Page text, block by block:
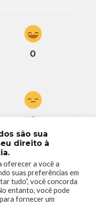
0
0
são sua
direito à
oferecer a você a
suas preferências em
tudo”, você concorda
entanto, você pode
fornecer um